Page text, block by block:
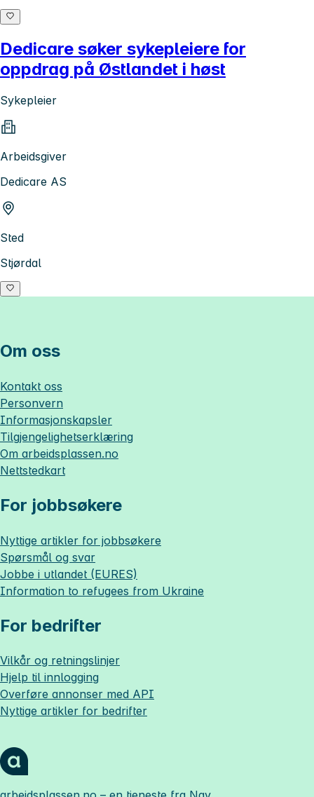
Dedicare søker sykepleiere for
oppdrag på Østlandet i høst
Sykepleier
Arbeidsgiver
Dedicare AS
Sted
Stjørdal
Om oss
Kontakt oss
Personvern
Informasjonskapsler
Tilgjengelighetserklæring
Om arbeidsplassen.no
Nettstedkart
For jobbsøkere
Nyttige artikler for jobbsøkere
Spørsmål og svar
Jobbe i utlandet (EURES)
Information to refugees from Ukraine
For bedrifter
Vilkår og retningslinjer
Hjelp til innlogging
Overføre annonser med API
Nyttige artikler for bedrifter